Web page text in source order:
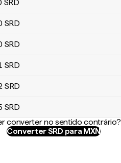
SRD
SRD
SRD
SRD
SRD
SRD
converter no sentido contrário?
Converter SRD para MXN